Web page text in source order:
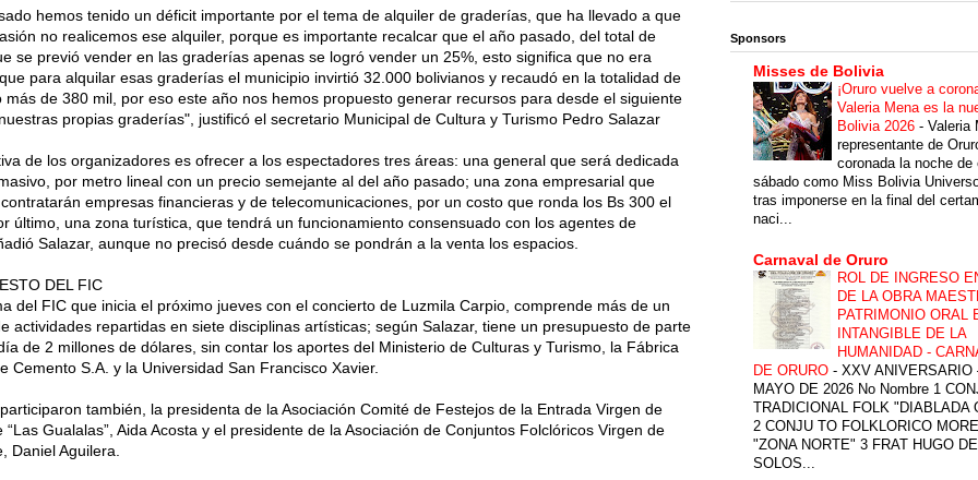
hemos tenido un déficit importante por el tema de alquiler de graderías, que ha llevado a que
no realicemos ese alquiler, porque es importante recalcar que el año pasado, del total de
se previó vender en las graderías apenas se logró vender un 25%, esto significa que no era
para alquilar esas graderías el municipio invirtió 32.000 bolivianos y recaudó en la totalidad de
más de 380 mil, por eso este año nos hemos propuesto generar recursos para desde el siguiente
propias graderías", justificó el secretario Municipal de Cultura y Turismo Pedro Salazar
de los organizadores es ofrecer a los espectadores tres áreas: una general que será dedicada
por metro lineal con un precio semejante al del año pasado; una zona empresarial que
empresas financieras y de telecomunicaciones, por un costo que ronda los Bs 300 el
último, una zona turística, que tendrá un funcionamiento consensuado con los agentes de
Salazar, aunque no precisó desde cuándo se pondrán a la venta los espacios.
DEL FIC
del FIC que inicia el próximo jueves con el concierto de Luzmila Carpio, comprende más de un
actividades repartidas en siete disciplinas artísticas; según Salazar, tiene un presupuesto de parte
de 2 millones de dólares, sin contar los aportes del Ministerio de Culturas y Turismo, la Fábrica
Cemento S.A. y la Universidad San Francisco Xavier.
también, la presidenta de la Asociación Comité de Festejos de la Entrada Virgen de
“Las Gualalas”, Aida Acosta y el presidente de la Asociación de Conjuntos Folclóricos Virgen de
Daniel Aguilera.
Sponsors
Misses de Bolivia
¡Oruro vuelve a
Valeria Mena es la
Bolivia 2026 - Valeria
representante de
coronada la noche de
sábado como Miss Bolivia
tras imponerse en la final del
naci...
Carnaval de Oruro
ROL DE INGRESO
DE LA OBRA
PATRIMONIO ORAL
INTANGIBLE DE LA
HUMANIDAD -
DE ORURO - XXV ANIVERSARIO
MAYO DE 2026 No Nombre 1
TRADICIONAL FOLK "DIABLADA
2 CONJU TO FOLKLORICO
"ZONA NORTE" 3 FRAT HUGO
SOLOS...